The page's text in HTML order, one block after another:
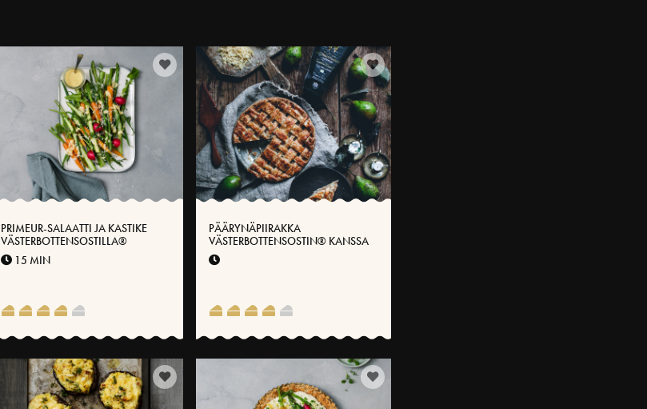
PRIMEUR-SALAATTI JA KASTIKE
VÄSTERBOTTENSOSTILLA®
15 MIN
PÄÄRYNÄPIIRAKKA
VÄSTERBOTTENSOSTIN® KANSSA